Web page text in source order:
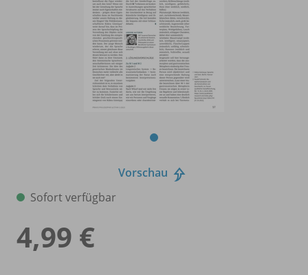
Vorschau
Sofort verfügbar
4,99 €